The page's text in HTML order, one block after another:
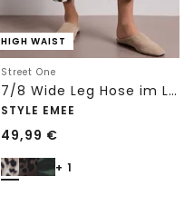
HIGH WAIST
Street One
7/8 Wide Leg Hose im Loose Fit mit Print
STYLE EMEE
49,99 €
+ 1